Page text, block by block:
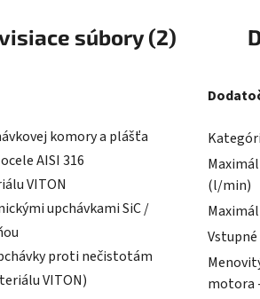
súbory (2)
komory a plášťa
AISI 316
VITON
upchávkami SiC /
proti nečistotám
VITON)
(l/min)
motora